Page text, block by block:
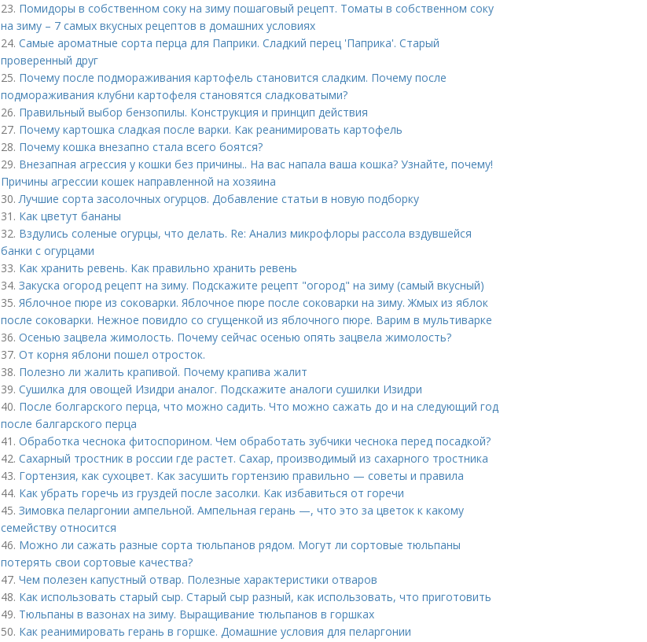
23. Помидоры в собственном соку на зиму пошаговый рецепт. Томаты в собственном соку
на зиму – 7 самых вкусных рецептов в домашних условиях
24. Самые ароматные сорта перца для Паприки. Сладкий перец 'Паприка'. Старый
проверенный друг
25. Почему после подмораживания картофель становится сладким. Почему после
подмораживания клубни картофеля становятся сладковатыми?
26. Правильный выбор бензопилы. Конструкция и принцип действия
27. Почему картошка сладкая после варки. Как реанимировать картофель
28. Почему кошка внезапно стала всего боятся?
29. Внезапная агрессия у кошки без причины.. На вас напала ваша кошка? Узнайте, почему!
Причины агрессии кошек направленной на хозяина
30.Лучшие сорта засолочных огурцов. Добавление статьи в новую подборку
31. Как цветут бананы
32. Вздулись соленые огурцы, что делать. Re: Анализ микрофлоры рассола вздувшейся
банки с огурцами
33. Как хранить ревень. Как правильно хранить ревень
34. Закуска огород рецепт на зиму. Подскажите рецепт "огород" на зиму (самый вкусный)
35. Яблочное пюре из соковарки. Яблочное пюре после соковарки на зиму. Жмых из яблок
после соковарки. Нежное повидло со сгущенкой из яблочного пюре. Варим в мультиварке
36. Осенью зацвела жимолость. Почему сейчас осенью опять зацвела жимолость?
37. От корня яблони пошел отросток.
38. Полезно ли жалить крапивой. Почему крапива жалит
39. Сушилка для овощей Изидри аналог. Подскажите аналоги сушилки Изидри
40. После болгарского перца, что можно садить. Что можно сажать до и на следующий год
после балгарского перца
41. Обработка чеснока фитоспорином. Чем обработать зубчики чеснока перед посадкой?
42. Сахарный тростник в россии где растет. Сахар, производимый из сахарного тростника
43. Гортензия, как сухоцвет. Как засушить гортензию правильно — советы и правила
44. Как убрать горечь из груздей после засолки. Как избавиться от горечи
45. Зимовка пеларгонии ампельной. Ампельная герань —, что это за цветок к какому
семейству относится
46. Можно ли сажать разные сорта тюльпанов рядом. Могут ли сортовые тюльпаны
потерять свои сортовые качества?
47. Чем полезен капустный отвар. Полезные характеристики отваров
48. Как использовать старый сыр. Старый сыр разный, как использовать, что приготовить
49. Тюльпаны в вазонах на зиму. Выращивание тюльпанов в горшках
50. Как реанимировать герань в горшке. Домашние условия для пеларгонии